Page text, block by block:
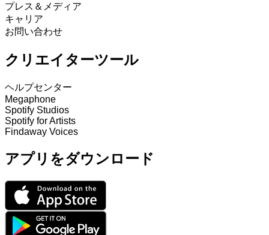
プレス＆メディア
キャリア
お問い合わせ
クリエイターツール
ヘルプセンター
Megaphone
Spotify Studios
Spotify for Artists
Findaway Voices
アプリをダウンロード